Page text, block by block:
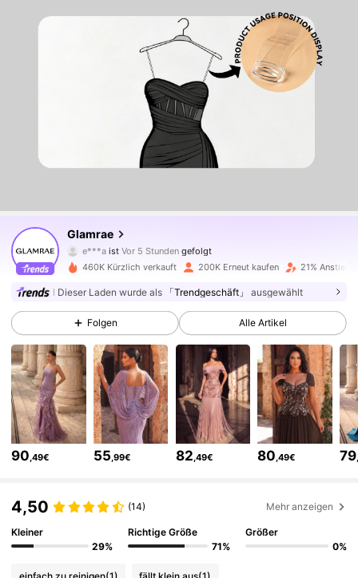
Glamrae
4,75 668K Follower
e***aistVor 5 Stunden
d***5 ist am Durchsuchen
4,75
668K Follower
4,75
4,75 668K Follower
4,75 668K Follower
668K Follower
460K Kürzlich verkauft 200K Erneut kaufen 21% Anstieg
Dieser Laden wurde als 「Trendgeschäft」 ausgewählt
Folgen Alle Artikel
90,49€ 55,99€ 82,49€ 80,49€ 79
4,50 (14) Mehr anzeigen
Kleiner
29%
Richtige Größe
71%
Größer
0%